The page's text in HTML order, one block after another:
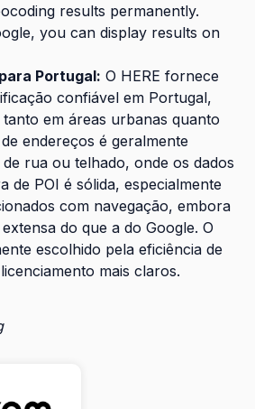
results permanently.
you can display results on
Portugal: O HERE fornece
confiável em Portugal,
em áreas urbanas quanto
endereços é geralmente
rua ou telhado, onde os dados
de POI é sólida, especialmente
com navegação, embora
do que a do Google. O
escolhido pela eficiência de
mais claros.